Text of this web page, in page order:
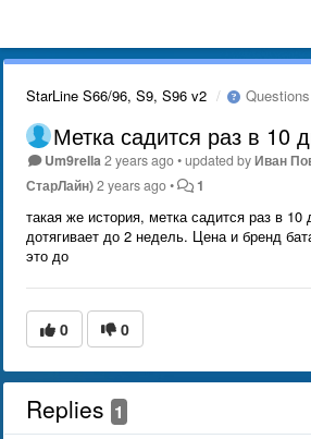
StarLine S66/96, S9, S96 v2 Questions
Метка садится раз в 10
Um9rella2 years ago•updated byИван
СтарЛайн)2 years ago• 1
такая же история, метка садится раз в 10
дотягивает до 2 недель. Цена и бренд
это до
0 0
Replies 1